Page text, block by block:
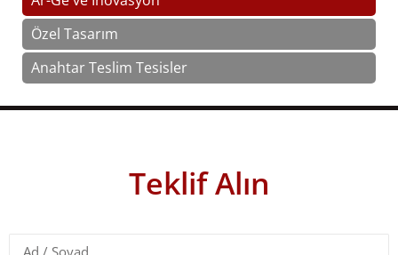
Özel Tasarım
Anahtar Teslim Tesisler
Teklif Alın